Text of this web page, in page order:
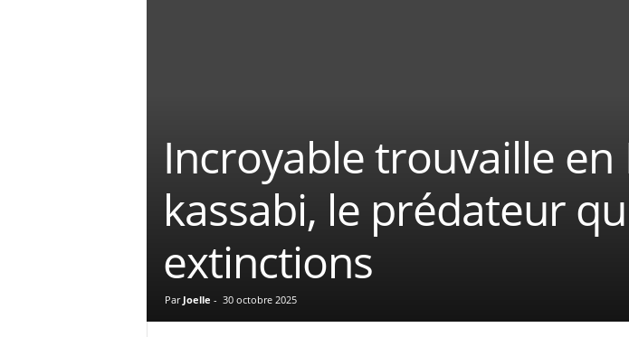
Incroyable trouvaille en
kassabi, le prédateur
extinctions
Par Joelle - 30 octobre 2025